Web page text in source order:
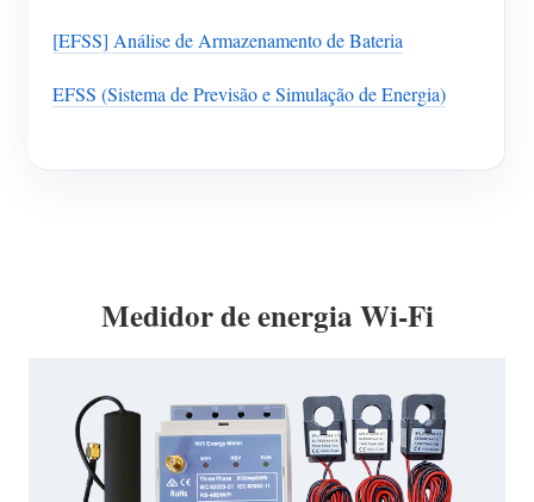
[EFSS] Análise de Armazenamento de Bateria
EFSS (Sistema de Previsão e Simulação de Energia)
Medidor de energia Wi-Fi